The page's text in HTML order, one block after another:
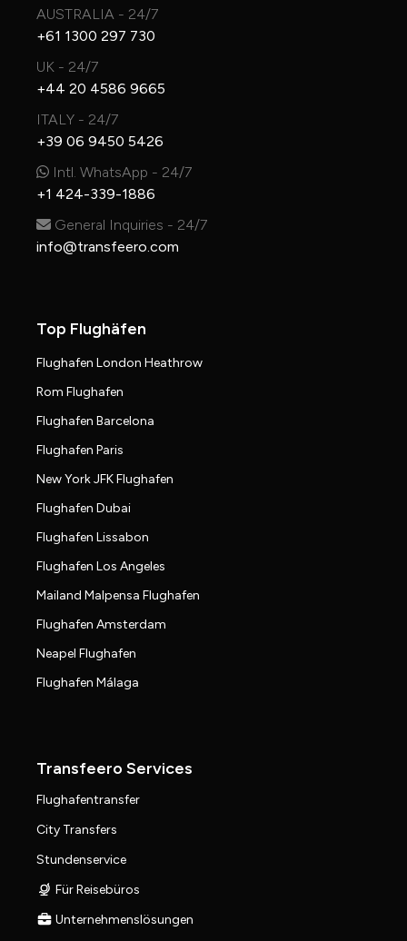
AUSTRALIA - 24/7
+61 1300 297 730
UK - 24/7
+44 20 4586 9665
ITALY - 24/7
+39 06 9450 5426
Intl. WhatsApp - 24/7
+1 424-339-1886
General Inquiries - 24/7
info@transfeero.com
Top Flughäfen
Flughafen London Heathrow
Rom Flughafen
Flughafen Barcelona
Flughafen Paris
New York JFK Flughafen
Flughafen Dubai
Flughafen Lissabon
Flughafen Los Angeles
Mailand Malpensa Flughafen
Flughafen Amsterdam
Neapel Flughafen
Flughafen Málaga
Transfeero Services
Flughafentransfer
City Transfers
Stundenservice
Für Reisebüros
Unternehmenslösungen